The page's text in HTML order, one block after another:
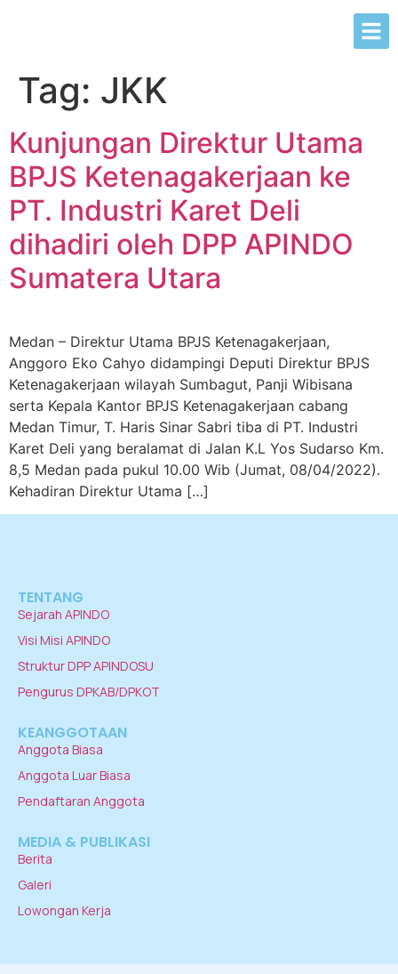
Tag: JKK
Kunjungan Direktur Utama
BPJS Ketenagakerjaan ke
PT. Industri Karet Deli
dihadiri oleh DPP APINDO
Sumatera Utara
Medan – Direktur Utama BPJS Ketenagakerjaan,
Anggoro Eko Cahyo didampingi Deputi Direktur BPJS
Ketenagakerjaan wilayah Sumbagut, Panji Wibisana
serta Kepala Kantor BPJS Ketenagakerjaan cabang
Medan Timur, T. Haris Sinar Sabri tiba di PT. Industri
Karet Deli yang beralamat di Jalan K.L Yos Sudarso Km.
8,5 Medan pada pukul 10.00 Wib (Jumat, 08/04/2022).
Kehadiran Direktur Utama […]
TENTANG
Sejarah APINDO
Visi Misi APINDO
Struktur DPP APINDOSU
Pengurus DPKAB/DPKOT
KEANGGOTAAN
Anggota Biasa
Anggota Luar Biasa
Pendaftaran Anggota
MEDIA & PUBLIKASI
Berita
Galeri
Lowongan Kerja